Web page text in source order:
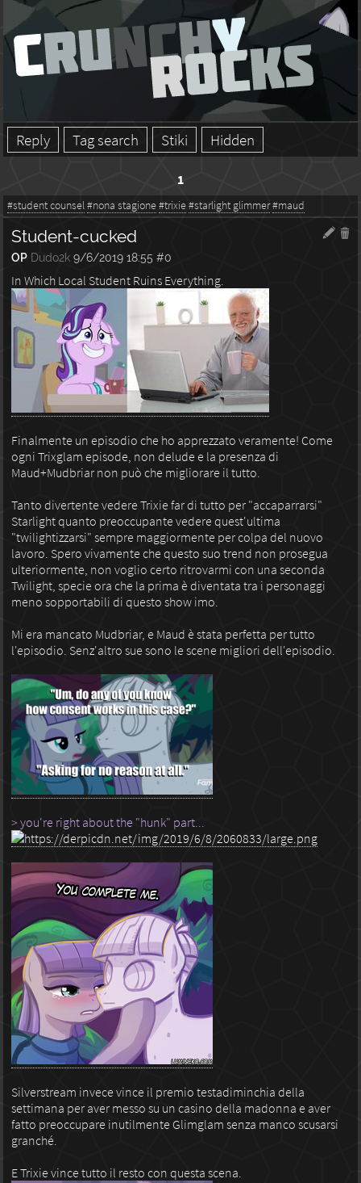
Reply Tag search Stiki Hidden
1
#student counsel#nona stagione#trixie#starlight glimmer#maud
Student-cucked
OP Dudo2k 9/6/2019 18:55 #0
In Which Local Student Ruins Everything.
Finalmente un episodio che ho apprezzato veramente! Come
ogni Trixglam episode, non delude e la presenza di
Maud+Mudbriar non può che migliorare il tutto.
Tanto divertente vedere Trixie far di tutto per "accaparrarsi"
Starlight quanto preoccupante vedere quest'ultima
"twilightizzarsi" sempre maggiormente per colpa del nuovo
lavoro. Spero vivamente che questo suo trend non prosegua
ulteriormente, non voglio certo ritrovarmi con una seconda
Twilight, specie ora che la prima è diventata tra i personaggi
meno sopportabili di questo show imo.
Mi era mancato Mudbriar, e Maud è stata perfetta per tutto
l'episodio. Senz'altro sue sono le scene migliori dell'episodio.
> you're right about the "hunk" part...
Silverstream invece vince il premio testadiminchia della
settimana per aver messo su un casino della madonna e aver
fatto preoccupare inutilmente Glimglam senza manco scusarsi
granché.
E Trixie vince tutto il resto con questa scena.